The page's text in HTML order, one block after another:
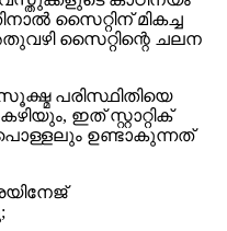
സൈറ്റിന് മികച്ച
സൈറ്റിന്റെ ചലന
പരിസ്ഥിതിയെ
ഇത് സ്റ്റാറ്റിക്
ഉണ്ടാകുന്നത്